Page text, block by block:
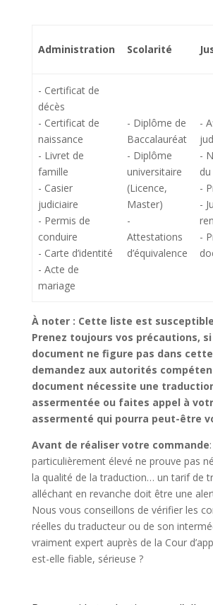
Administration Scolarité
- Certificat de
décès
- Certificat de
naissance
- Livret de
famille
- Casier
judiciaire
- Permis de
conduire
- Carte d’identité
- Acte de
mariage
- Diplôme de
Baccalauréat
- Diplôme
universitaire
(Licence,
Master)
-
Attestations
d’équivalence
-
-
-
-
-
À noter : Cette liste est susceptible
Prenez toujours vos précautions,
document ne figure pas dans
demandez aux autorités
document nécessite une
assermentée ou faites appel à
assermenté qui pourra peut-être
Avant de réaliser votre commande
particulièrement élevé ne prouve pas
la qualité de la traduction… un tarif de
alléchant en revanche doit être une
Nous vous conseillons de vérifier les
réelles du traducteur ou de son
vraiment expert auprès de la Cour
est-elle fiable, sérieuse ?